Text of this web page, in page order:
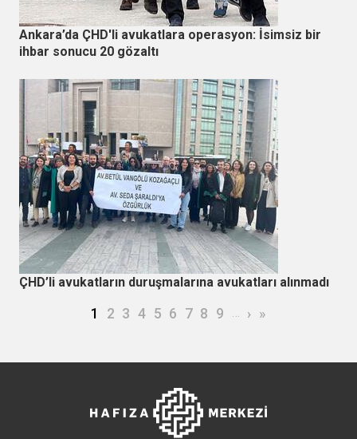
Ankara’da ÇHD'li avukatlara operasyon: İsimsiz bir
ihbar sonucu 20 gözaltı
ÇHD’li avukatların duruşmalarına avukatları alınmadı
Şu an kullanılan sayfa
1 Page
2 Page
3 Page
4 Page
5 Page
6 Page
7 Page
8 Page
9 … Sonraki sayfa
› Son sayfa
»